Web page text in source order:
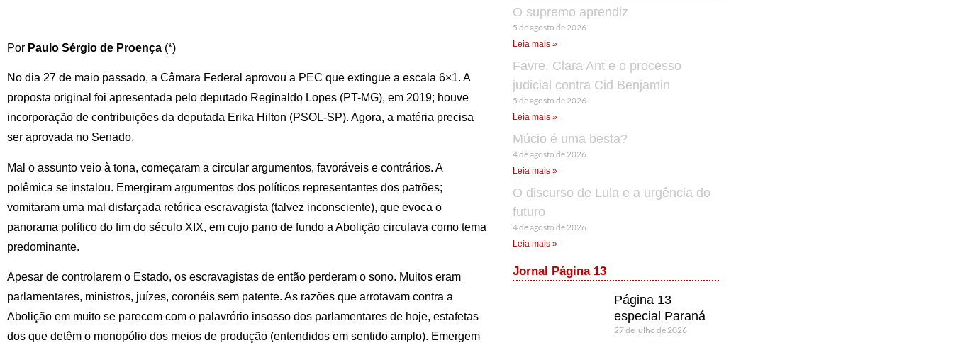
Por Paulo Sérgio de Proença (*)
No dia 27 de maio passado, a Câmara Federal aprovou a PEC que extingue a escala 6×1. A
proposta original foi apresentada pelo deputado Reginaldo Lopes (PT-MG), em 2019; houve
incorporação de contribuições da deputada Erika Hilton (PSOL-SP). Agora, a matéria precisa
ser aprovada no Senado.
Mal o assunto veio à tona, começaram a circular argumentos, favoráveis e contrários. A
polêmica se instalou. Emergiram argumentos dos políticos representantes dos patrões;
vomitaram uma mal disfarçada retórica escravagista (talvez inconsciente), que evoca o
panorama político do fim do século XIX, em cujo pano de fundo a Abolição circulava como tema
predominante.
Apesar de controlarem o Estado, os escravagistas de então perderam o sono. Muitos eram
parlamentares, ministros, juízes, coronéis sem patente. As razões que arrotavam contra a
Abolição em muito se parecem com o palavrório insosso dos parlamentares de hoje, estafetas
dos que detêm o monopólio dos meios de produção (entendidos em sentido amplo). Emergem
O supremo aprendiz
5 de agosto de 2026
Leia mais »
Favre, Clara Ant e o processo
judicial contra Cid Benjamin
5 de agosto de 2026
Leia mais »
Múcio é uma besta?
4 de agosto de 2026
Leia mais »
O discurso de Lula e a urgência do
futuro
4 de agosto de 2026
Leia mais »
Jornal Página 13
Página 13
especial Paraná
27 de julho de 2026